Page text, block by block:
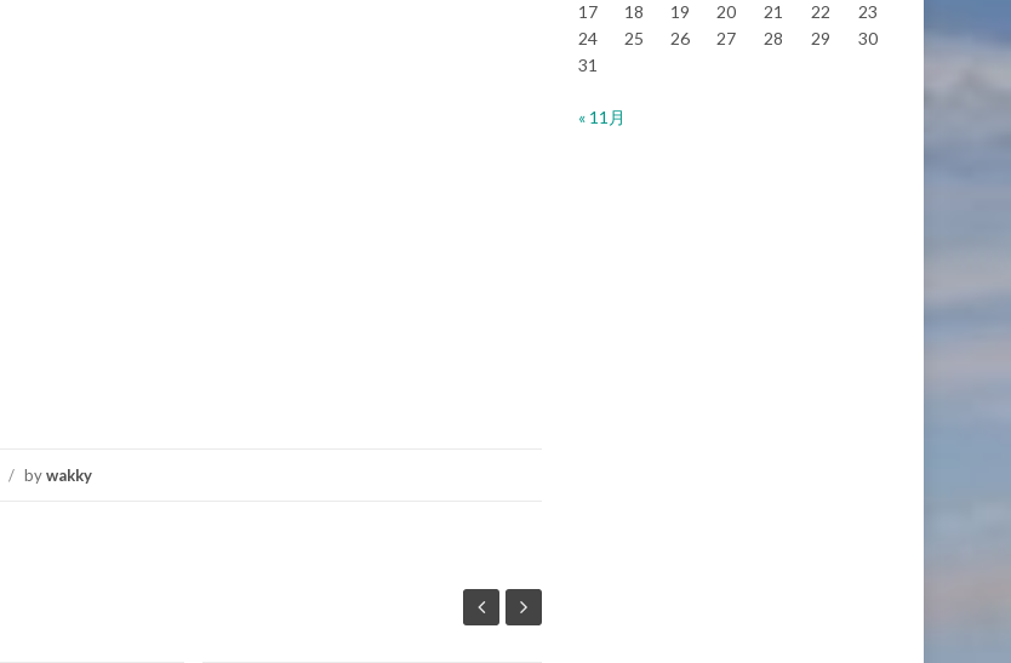
/ bywakky
17
18 19 20 21 22
23
24
25 26 27 28 29
30
31
« 11月